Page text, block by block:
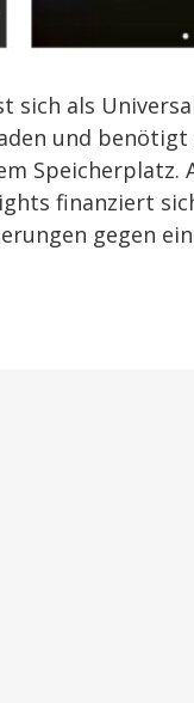
sich als
und
finanziert
gegen